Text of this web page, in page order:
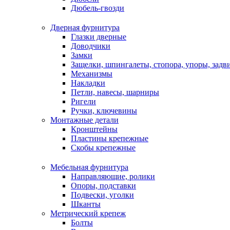
Дюбель-гвозди
Дверная фурнитура
Глазки дверные
Доводчики
Замки
Защелки, шпингалеты, стопора, упоры,
Механизмы
Накладки
Петли, навесы, шарниры
Ригели
Ручки, ключевины
Монтажные детали
Кронштейны
Пластины крепежные
Скобы крепежные
Мебельная фурнитура
Направляющие, ролики
Опоры, подставки
Подвески, уголки
Шканты
Метрический крепеж
Болты